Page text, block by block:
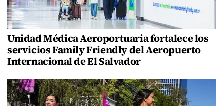
Unidad Médica Aeroportuaria fortalece los
servicios Family Friendly del Aeropuerto
Internacional de El Salvador